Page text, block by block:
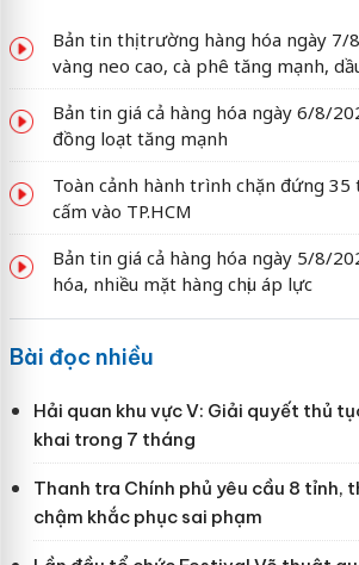
Bản tin thị trường hàng hóa ngày 7/
vàng neo cao, cà phê tăng mạnh,
Bản tin giá cả hàng hóa ngày 6/8/
đồng loạt tăng mạnh
Toàn cảnh hành trình chặn đứng
cấm vào TP.HCM
Bản tin giá cả hàng hóa ngày 5/8/
hóa, nhiều mặt hàng chịu áp lực
Bài đọc nhiều
Hải quan khu vực V: Giải quyết thủ
khai trong 7 tháng
Thanh tra Chính phủ yêu cầu 8 tỉnh,
chậm khắc phục sai phạm